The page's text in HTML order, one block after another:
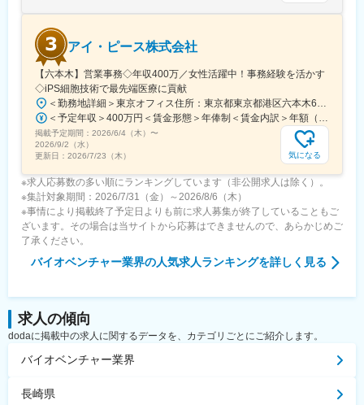
アイ・ピース株式会社
【六本木】営業事務◇年収400万／女性活躍中！事務経験を活かす
◇iPS細胞技術で最先端医療に貢献
掲載予定期間： 2026/6/4（木） 〜
2026/9/2（水）
更新日： 2026/7/23（木） 気になる
※求人応募数の多い順にランキングしています（非公開求人は除く）。
※集計対象期間：2026/7/31（金）～2026/8/6（木）
※事情により掲載終了予定日よりも前に求人募集が終了していることもご
ざいます。その場合は当サイトから応募はできませんので、あらかじめご
了承ください。
バイオベンチャー業界の人気求人ランキングを詳しく見る
求人の傾向
dodaに掲載中の求人に関するデータを、カテゴリごとにご紹介します。
バイオベンチャー業界
長崎県